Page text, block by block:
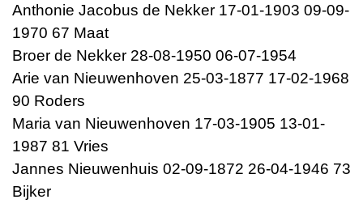
Anthonie Jacobus de Nekker 17-01-1903 09-09-
1970 67 Maat
Broer de Nekker 28-08-1950 06-07-1954
Arie van Nieuwenhoven 25-03-1877 17-02-1968
90 Roders
Maria van Nieuwenhoven 17-03-1905 13-01-
1987 81 Vries
Jannes Nieuwenhuis 02-09-1872 26-04-1946 73
Bijker